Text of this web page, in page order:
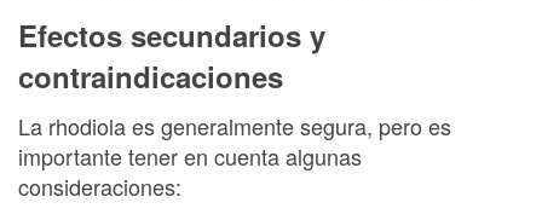
Efectos secundarios y
contraindicaciones
La rhodiola es generalmente segura, pero es
importante tener en cuenta algunas
consideraciones: